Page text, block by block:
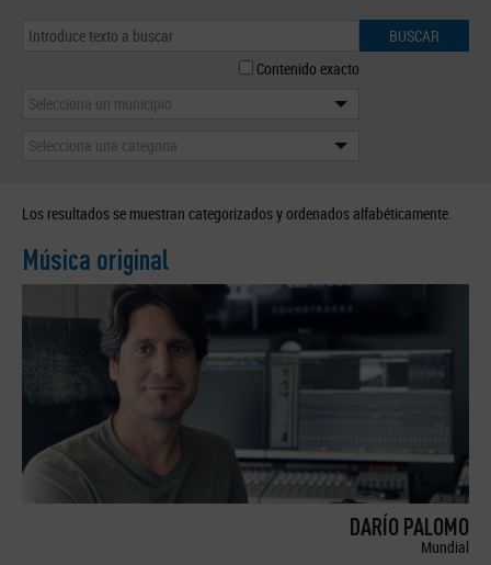
BUSCAR
Contenido exacto
Selecciona un municipio
Selecciona una categoría
Los resultados se muestran categorizados y ordenados alfabéticamente.
Música original
DARÍO PALOMO
Mundial